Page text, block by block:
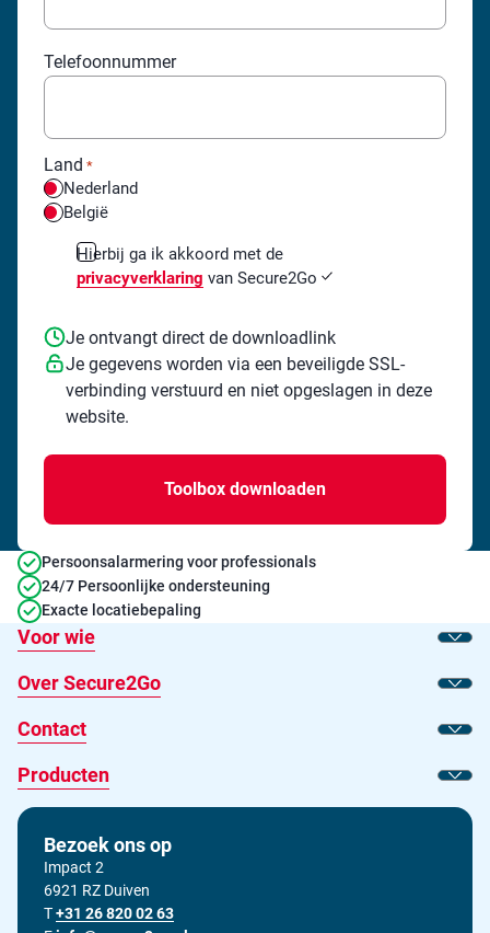
Telefoonnummer
Land *
Nederland
België
akkoord
*
Hierbij ga ik akkoord met de
privacyverklaring van Secure2Go
Je ontvangt direct de downloadlink
Je gegevens worden via een beveiligde SSL-
verbinding verstuurd en niet opgeslagen in deze
website.
Persoonsalarmering voor professionals
24/7 Persoonlijke ondersteuning
Exacte locatiebepaling
Voor wie
Toon
Over Secure2Go
Toon
Contact
Toon
Producten
Toon
Bezoek ons op
Impact 2
6921 RZ Duiven
TBel ons op
+31 26 820 02 63